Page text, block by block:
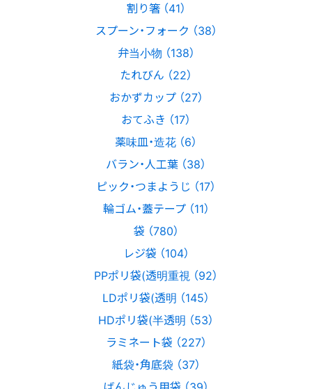
割り箸 （41）
スプーン・フォーク （38）
弁当小物 （138）
たれびん （22）
おかずカップ （27）
おてふき （17）
薬味皿・造花 （6）
バラン・人工葉 （38）
ピック・つまようじ （17）
輪ゴム・蓋テープ （11）
袋 （780）
レジ袋 （104）
PPポリ袋(透明重視 （92）
LDポリ袋(透明 （145）
HDポリ袋(半透明 （53）
ラミネート袋 （227）
紙袋・角底袋 （37）